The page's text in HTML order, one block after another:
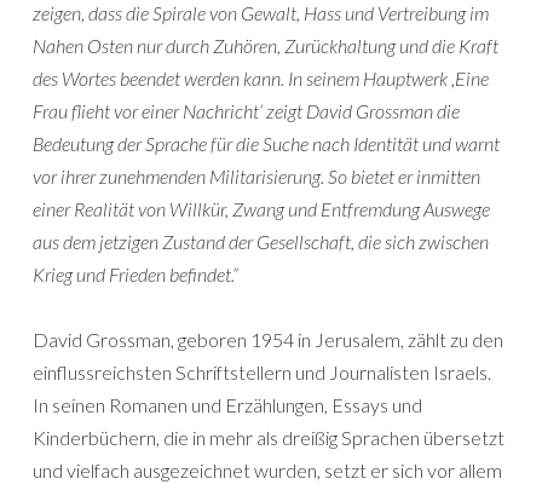
zeigen, dass die Spirale von Gewalt, Hass und Vertreibung im
Nahen Osten nur durch Zuhören, Zurückhaltung und die Kraft
des Wortes beendet werden kann. In seinem Hauptwerk ,Eine
Frau flieht vor einer Nachricht‘ zeigt David Grossman die
Bedeutung der Sprache für die Suche nach Identität und warnt
vor ihrer zunehmenden Militarisierung. So bietet er inmitten
einer Realität von Willkür, Zwang und Entfremdung Auswege
aus dem jetzigen Zustand der Gesellschaft, die sich zwischen
Krieg und Frieden befindet.“
David Grossman, geboren 1954 in Jerusalem, zählt zu den
einflussreichsten Schriftstellern und Journalisten Israels.
In seinen Romanen und Erzählungen, Essays und
Kinderbüchern, die in mehr als dreißig Sprachen übersetzt
und vielfach ausgezeichnet wurden, setzt er sich vor allem